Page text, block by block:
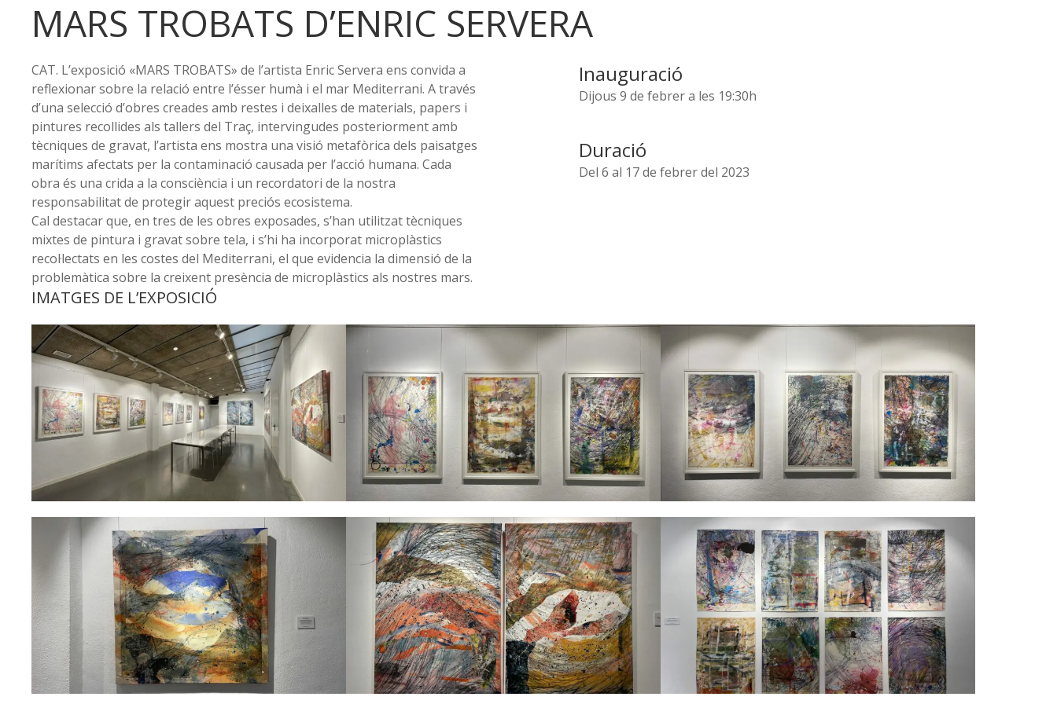
MARS TROBATS D’ENRIC SERVERA
CAT. L’exposició «MARS TROBATS» de l’artista Enric Servera ens convida a
reflexionar sobre la relació entre l’ésser humà i el mar Mediterrani. A través
d’una selecció d’obres creades amb restes i deixalles de materials, papers i
pintures recollides als tallers del Traç, intervingudes posteriorment amb
tècniques de gravat, l’artista ens mostra una visió metafòrica dels paisatges
marítims afectats per la contaminació causada per l’acció humana. Cada
obra és una crida a la consciència i un recordatori de la nostra
responsabilitat de protegir aquest preciós ecosistema.
Cal destacar que, en tres de les obres exposades, s’han utilitzat tècniques
mixtes de pintura i gravat sobre tela, i s’hi ha incorporat microplàstics
recol·lectats en les costes del Mediterrani, el que evidencia la dimensió de la
problemàtica sobre la creixent presència de microplàstics als nostres mars.
Inauguració
Dijous 9 de febrer a les 19:30h
Duració
Del 6 al 17 de febrer del 2023
IMATGES DE L’EXPOSICIÓ